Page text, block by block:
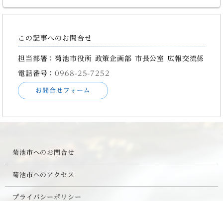
この記事へのお問合せ
担当部署：菊池市役所 政策企画部 市長公室 広報交流係
電話番号：0968-25-7252
お問合せフォーム
菊池市へのお問合せ
菊池市へのアクセス
プライバシーポリシー